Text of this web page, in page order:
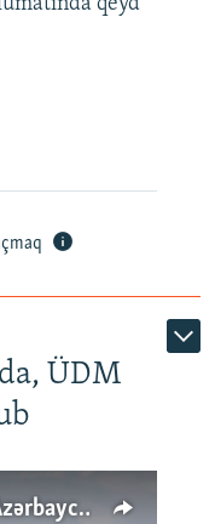
ÜDM
Cənubi Qafqazda ÜDM ən az Azərbaycanda artır: Qonşuları niyə Bakını qabaqlaya bilir?